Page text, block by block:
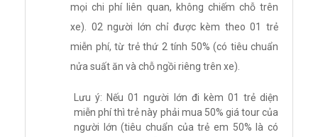
mọi chi phí liên quan, không chiếm chỗ trên
xe). 02 người lớn chỉ được kèm theo 01 trẻ
miễn phí, từ trẻ thứ 2 tính 50% (có tiêu chuẩn
nửa suất ăn và chỗ ngồi riêng trên xe).
Lưu ý: Nếu 01 người lớn đi kèm 01 trẻ diện
miễn phí thì trẻ này phải mua 50% giá tour của
người lớn (tiêu chuẩn của trẻ em 50% là có